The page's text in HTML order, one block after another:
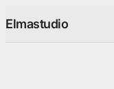
Elmastudio